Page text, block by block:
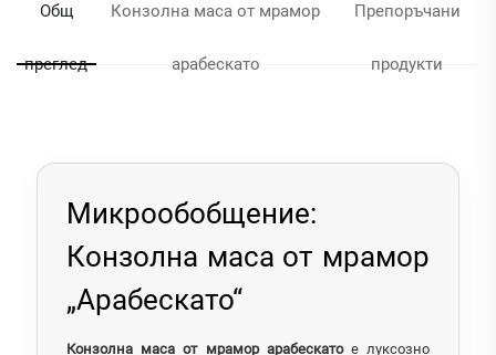
Общ
преглед
Конзолна маса от мрамор
арабескато
Препоръчани
продукти
Микрообобщение:
Конзолна маса от мрамор
„Арабескато“
Конзолна маса от мрамор арабескато е луксозно